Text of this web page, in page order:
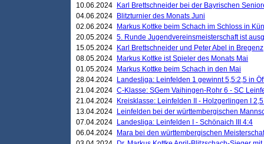
10.06.2024
Karl Brettschneider bei der Bayrischen
04.06.2024
Blitzturnier des Monats Juni
02.06.2024
Markus Kottke beim Schach im Schloss in
20.05.2024 5. Runde Jugendvereinsmeisterschaft ist
15.05.2024
Karl Brettschneider und Peter Abel in Bregenz
08.05.2024
Markus Kottke ist Spieler des Monats Mai
01.05.2024
Markus Kottke beim Schach in den Mai
28.04.2024
Landesliga: Leinfelden 1 gewinnt 5,5:2,5 in
21.04.2024 C-Klasse: SGem Vaihingen-Rohr 6 - SC
21.04.2024
Kreisklasse: Leinfelden II - Holzgerlingen I
13.04.2024
Leinfelden bei der württembergischen
07.04.2024
Landesliga: Leinfelden I - Schönaich III 4:4
06.04.2024
Mara bei den württembergischen